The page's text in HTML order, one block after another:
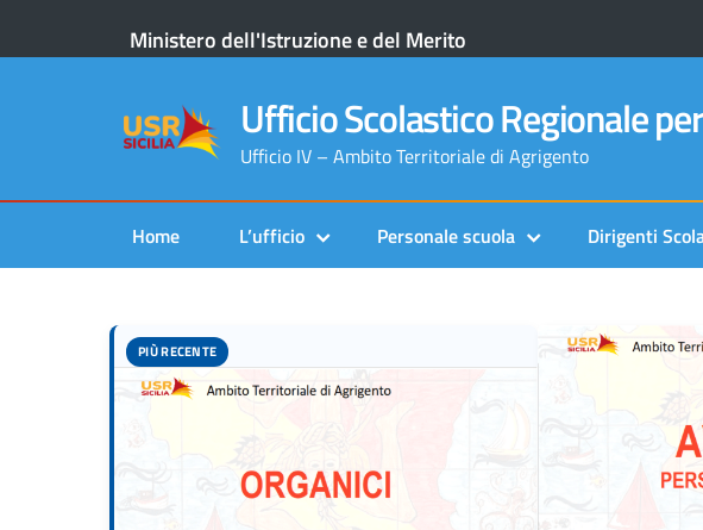
Ministero dell'Istruzione e del Merito
Ufficio Scolastico Regionale
Ufficio IV – Ambito Territoriale di Agrigento
Home L’ufficio Personale scuola Dirigenti